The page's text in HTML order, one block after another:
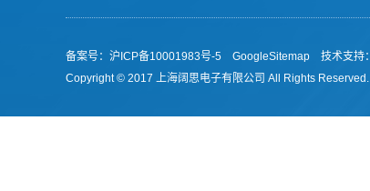
备案号：沪ICP备10001983号-5 GoogleSitemap 技术支持：
Copyright © 2017 上海阔思电子有限公司 All Rights Reserved.